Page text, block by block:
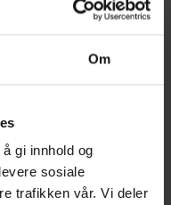
Om
gi innhold og
sosiale
trafikken vår. Vi deler
viktigste lett tilgjengelig.
sitter
lommebok, nøkler,